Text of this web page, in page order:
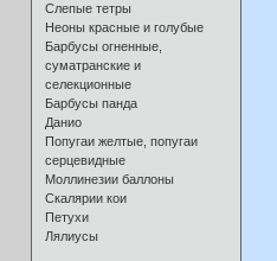
Слепые тетры
Неоны красные и голубые
Барбусы огненные,
суматранские и
селекционные
Барбусы панда
Данио
Попугаи желтые, попугаи
серцевидные
Моллинезии баллоны
Скалярии кои
Петухи
Лялиусы